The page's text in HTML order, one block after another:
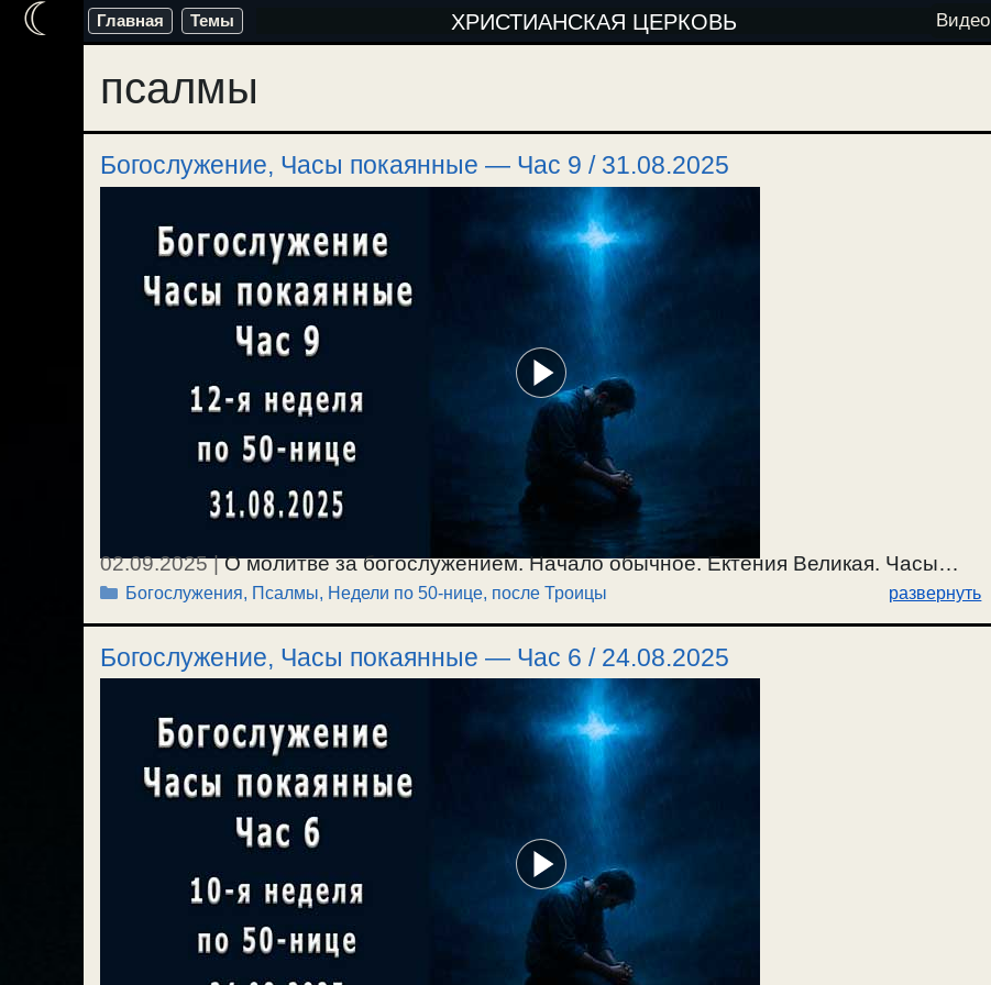
Перейти
содержимому
Главная Темы ХРИСТИАНСКАЯ ЦЕРКОВЬ Видео
псалмы
Богослужение, Часы покаянные — Час 9 / 31.08.2025
02.09.2025|О молитве за богослужением. Начало обычное. Ектения Великая. Часы
покаянные — Час 9. Ектения Малая. Апостол 1Кор.15:1-11, и Евангелие Матф.19:16-26
(12 неделя по 50-нице, О богатом юноше). Воскресение Христово видевше. Ектении.
Отпуст. / 31.08.2025.
Рубрики
Богослужения, Псалмы, Недели по 50-нице, после Троицы развернуть
Богослужение, Часы покаянные — Час 6 / 24.08.2025
☾